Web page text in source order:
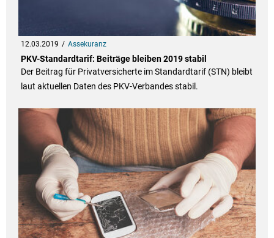
12.03.2019 Assekuranz
PKV-Standardtarif: Beiträge bleiben 2019 stabil
Der Beitrag für Privatversicherte im Standardtarif (STN) bleibt
laut aktuellen Daten des PKV-Verbandes stabil.